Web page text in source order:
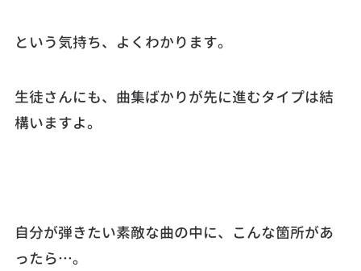
という気持ち、よくわかります。
生徒さんにも、曲集ばかりが先に進むタイプは結
構いますよ。
自分が弾きたい素敵な曲の中に、こんな箇所があ
ったら…。